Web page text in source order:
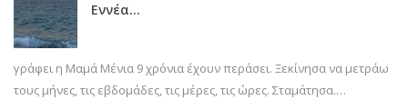
Εννέα…
γράφει η Μαμά Μένια 9 χρόνια έχουν περάσει. Ξεκίνησα να μετράω
τους μήνες, τις εβδομάδες, τις μέρες, τις ώρες. Σταμάτησα.…